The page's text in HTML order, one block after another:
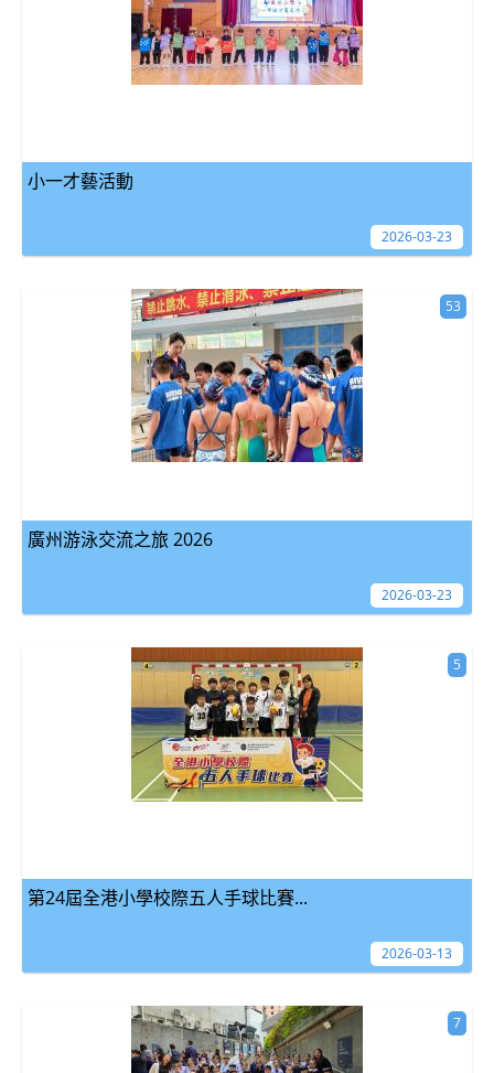
小一才藝活動
2026-03-23
廣州游泳交流之旅 2026
53
2026-03-23
第24屆全港小學校際五人手球比賽...
5
2026-03-13
7